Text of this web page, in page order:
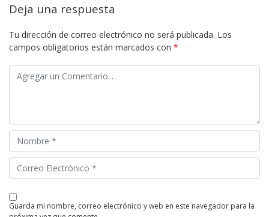
Deja una respuesta
Tu dirección de correo electrónico no será publicada. Los
campos obligatorios están marcados con *
guarda mi nombre, correo electrónico y web en este navegador para la